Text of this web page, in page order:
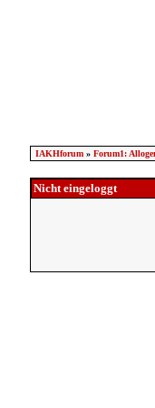
IAKHforum» Forum1:
Nicht eingeloggt